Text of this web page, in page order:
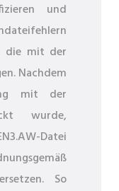
und
die mit der
Nachdem
mit der
wurde,
Datei
So